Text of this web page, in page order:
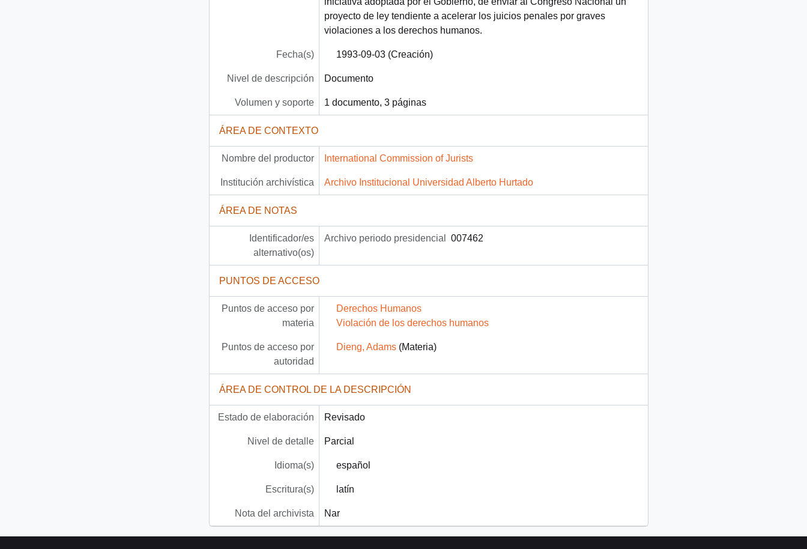
proyecto de ley tendiente a acelerar los juicios penales por graves
violaciones a los derechos humanos.
Fecha(s) 1993-09-03 (Creación)
Nivel de descripción Documento
Volumen y soporte 1 documento, 3 páginas
ÁREA DE CONTEXTO
Nombre del productor International Commission of Jurists
Institución archivística Archivo Institucional Universidad Alberto Hurtado
ÁREA DE NOTAS
Identificador/es
alternativo(os)
Archivo periodo presidencial 007462
PUNTOS DE ACCESO
Puntos de acceso por
materia
Derechos Humanos
Violación de los derechos humanos
Puntos de acceso por
autoridad
Dieng, Adams(Materia)
ÁREA DE CONTROL DE LA DESCRIPCIÓN
Estado de elaboración Revisado
Nivel de detalle Parcial
Idioma(s) español
Escritura(s) latín
Nota del archivista Nar